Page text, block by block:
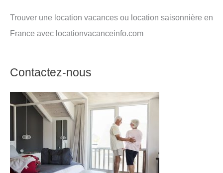
Trouver une location vacances ou location saisonnière en
France avec locationvacanceinfo.com
Contactez-nous